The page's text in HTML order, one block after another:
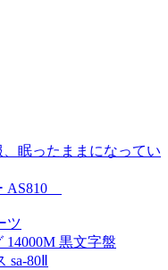
眠ったままになってい
AS810
ツ
黒文字盤
80Ⅱ